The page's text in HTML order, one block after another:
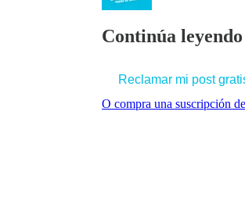
Continúa
Reclamar mi post
O compra una suscripción